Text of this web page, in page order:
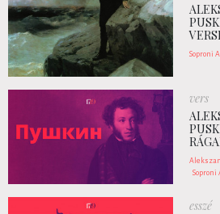
Soproni
vers
Soproni
esszé